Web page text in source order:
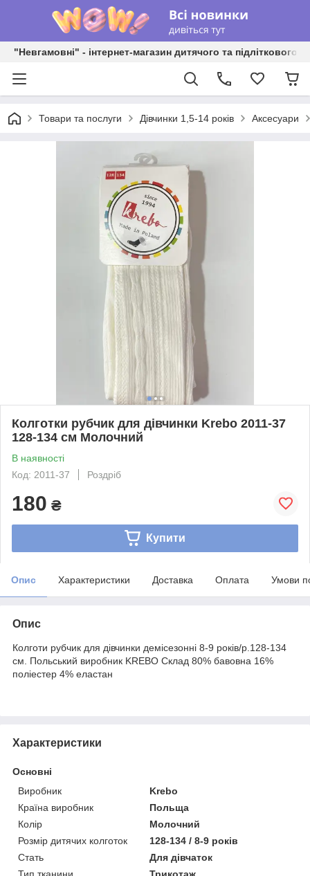
"Невгамовні" - інтернет-магазин дитячого та підліткового
Товари та послуги Дівчинки 1,5-14 років Аксесуари
Колготки рубчик для дівчинки Krebo 2011-37
128-134 см Молочний
В наявності
Код: 2011-37
Роздріб
180 ₴
Купити
Опис Характеристики Доставка Оплата Умови
Опис
Колготи рубчик для дівчинки демісезонні 8-9 років/р.128-134
см. Польський виробник KREBO Склад 80% бавовна 16%
поліестер 4% еластан
Характеристики
Основні
Виробник
Krebo
Країна виробник
Польща
Колір
Молочний
Розмір дитячих колготок
128-134 / 8-9 років
Стать
Для дівчаток
Тип тканини
Трикотаж